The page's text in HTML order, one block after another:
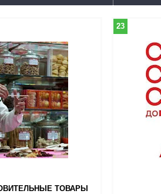
ТОВАРЫ
23